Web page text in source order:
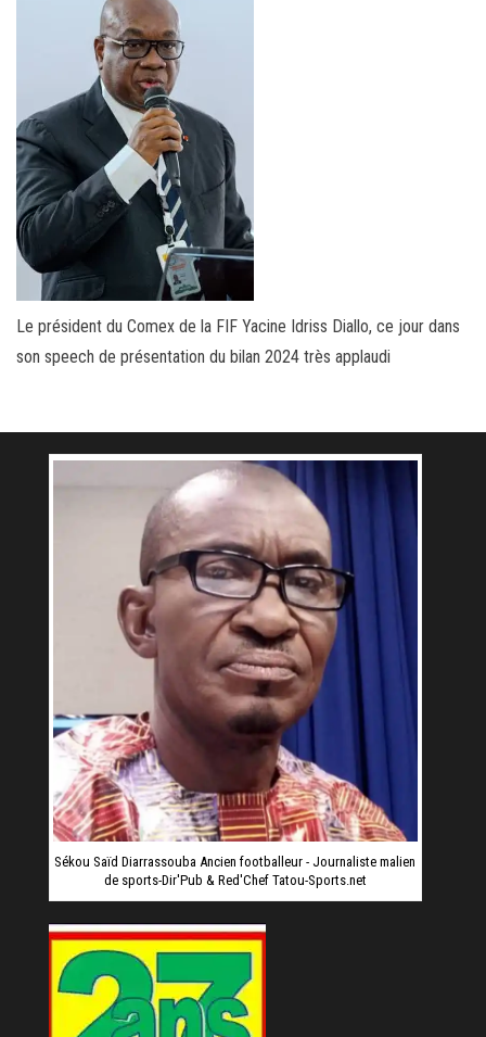
Le président du Comex de la FIF Yacine Idriss Diallo, ce jour dans
son speech de présentation du bilan 2024 très applaudi
Sékou Saïd Diarrassouba Ancien footballeur - Journaliste malien
de sports-Dir'Pub & Red'Chef Tatou-Sports.net